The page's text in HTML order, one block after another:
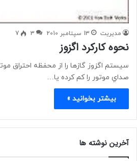
مدیریت 13 سپتامبر 2010 3
7
نحوه کارکرد اگزوز
سيستم اگزوز گازها را از محفظه احتراق
صداي موتور را كم كرده يا…
بیشتر بخوانید »
آخرین نوشته ها